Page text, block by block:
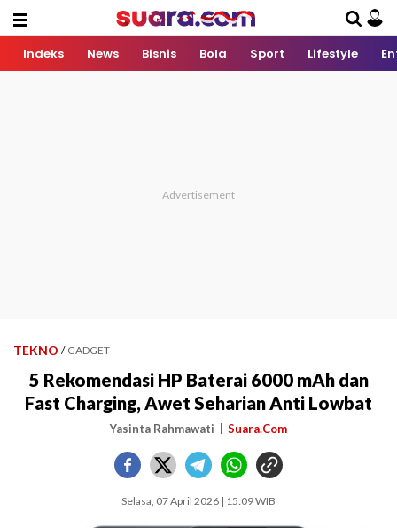
Indeks News Bisnis Bola Sport Lifestyle
TEKNO / GADGET
5 Rekomendasi HP Baterai 6000 mAh dan
Fast Charging, Awet Seharian Anti Lowbat
Yasinta Rahmawati Suara.Com
Selasa, 07 April 2026 | 15:09 WIB